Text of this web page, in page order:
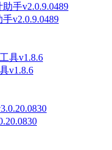
v2.0.9.0489
v1.8.6